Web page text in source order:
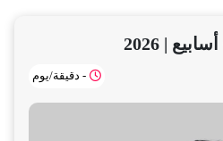
- دقيقة/يوم